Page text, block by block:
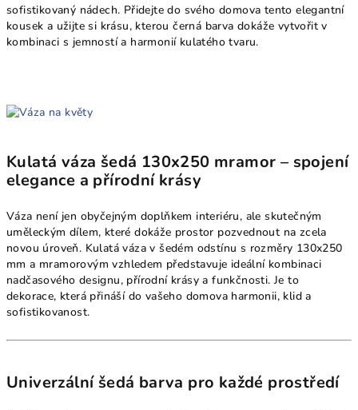
sofistikovaný nádech. Přidejte do svého domova tento elegantní
kousek a užijte si krásu, kterou černá barva dokáže vytvořit v
kombinaci s jemností a harmonií kulatého tvaru.
Kulatá váza šedá 130x250 mramor – spojení
elegance a přírodní krásy
Váza není jen obyčejným doplňkem interiéru, ale skutečným
uměleckým dílem, které dokáže prostor pozvednout na zcela
novou úroveň. Kulatá váza v šedém odstínu s rozměry 130x250
mm a mramorovým vzhledem představuje ideální kombinaci
nadčasového designu, přírodní krásy a funkčnosti. Je to
dekorace, která přináší do vašeho domova harmonii, klid a
sofistikovanost.
Univerzální šedá barva pro každé prostředí